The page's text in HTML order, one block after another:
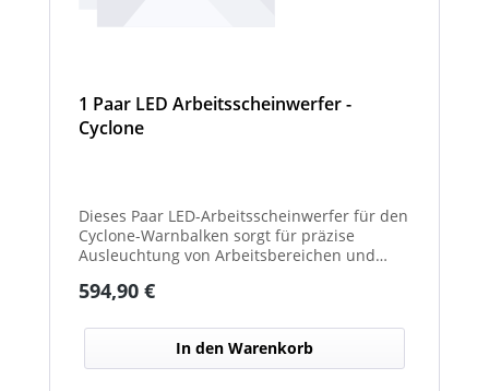
1 Paar LED Arbeitsscheinwerfer -
Cyclone
Dieses Paar LED-Arbeitsscheinwerfer für den
Cyclone-Warnbalken sorgt für präzise
Ausleuchtung von Arbeitsbereichen und
schlechten Lichtverhältnissen.
Regulärer Preis:
594,90 €
In den Warenkorb